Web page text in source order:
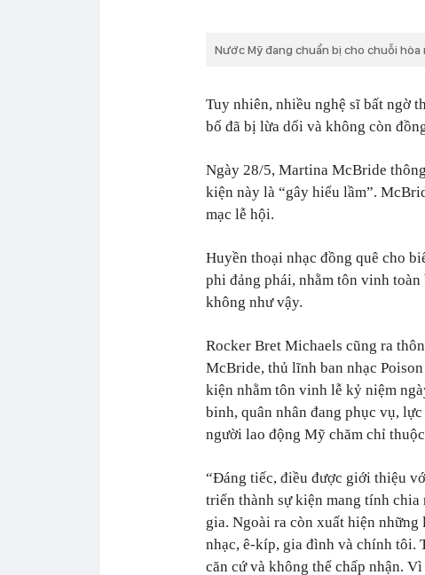
Nước Mỹ đang chuẩn bị cho chuỗi hòa
Tuy nhiên, nhiều nghệ sĩ bất ngờ
bố đã bị lừa dối và không còn
Ngày 28/5, Martina McBride
kiện này là “gây hiểu lầm”.
mạc lễ hội.
Huyền thoại nhạc đồng quê cho
phi đảng phái, nhằm tôn vinh
không như vậy.
Rocker Bret Michaels cũng ra
McBride, thủ lĩnh ban nhạc
kiện nhằm tôn vinh lễ kỷ niệm
binh, quân nhân đang phục vụ,
người lao động Mỹ chăm chỉ
“Đáng tiếc, điều được giới thiệu
triển thành sự kiện mang tính
gia. Ngoài ra còn xuất hiện những
nhạc, ê-kíp, gia đình và chính tôi.
căn cứ và không thể chấp nhận.